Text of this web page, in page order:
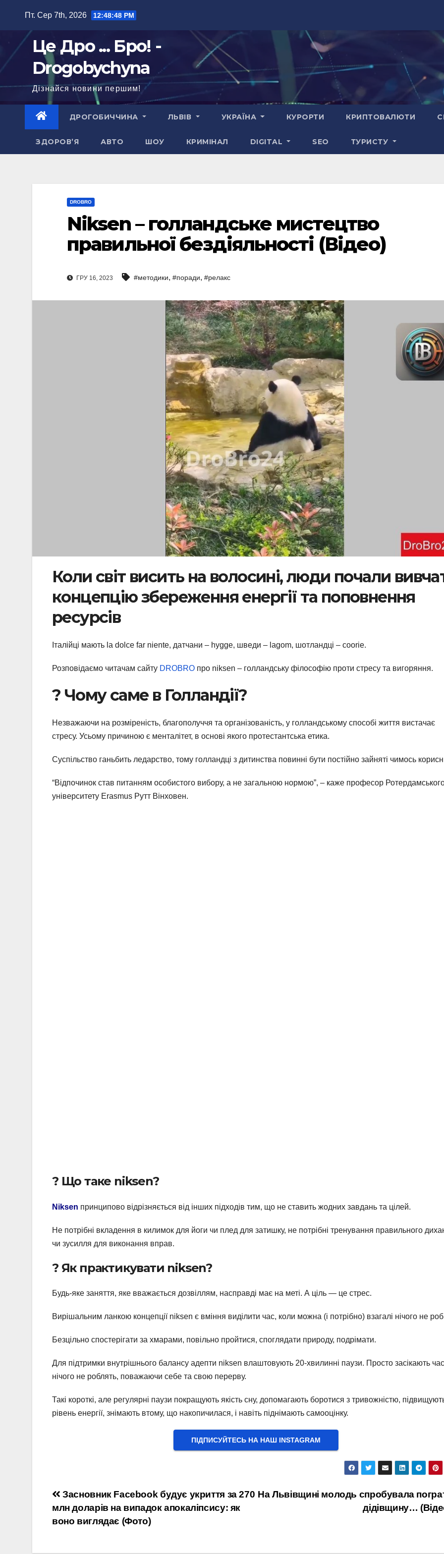
Пт. Сер 7th, 2026 12:48:49 PM
Це Дро ... Бро! -
Drogobychyna
Дізнайся новини першим!
ДРОГОБИЧЧИНА ЛЬВІВ УКРАЇНА КУРОРТИ КРИПТОВАЛЮТИ
ЗДОРОВ’Я АВТО ШОУ КРИМІНАЛ DIGITAL SEO ТУРИСТУ
DROBRO
Niksen – голландське мистецтво
правильної бездіяльності (Відео)
ГРУ 16, 2023 #методики, #поради, #релакс
Коли світ висить на волосині, люди почали
концепцію збереження енергії та поповнення
ресурсів
Італійці мають la dolce far niente, датчани – hygge, шведи – lagom, шотландці – coorie.
Розповідаємо читачам сайту DROBRO про niksen – голландську філософію проти стресу та вигоряння.
? Чому саме в Голландії?
Незважаючи на розміреність, благополуччя та організованість, у голландському способі життя вистачає
стресу. Усьому причиною є менталітет, в основі якого протестантська етика.
Суспільство ганьбить ледарство, тому голландці з дитинства повинні бути постійно зайняті чимось
“Відпочинок став питанням особистого вибору, а не загальною нормою”, – каже професор
університету Erasmus Рутт Вінховен.
? Що таке niksen?
Niksen принципово відрізняється від інших підходів тим, що не ставить жодних завдань та цілей.
Не потрібні вкладення в килимок для йоги чи плед для затишку, не потрібні тренування правильного
чи зусилля для виконання вправ.
? Як практикувати niksen?
Будь-яке заняття, яке вважається дозвіллям, насправді має на меті. А ціль — це стрес.
Вирішальним ланкою концепції niksen є вміння виділити час, коли можна (і потрібно) взагалі нічого не
Безцільно спостерігати за хмарами, повільно пройтися, споглядати природу, подрімати.
Для підтримки внутрішнього балансу адепти niksen влаштовують 20-хвилинні паузи. Просто засікають час
нічого не роблять, поважаючи себе та свою перерву.
Такі короткі, але регулярні паузи покращують якість сну, допомагають боротися з тривожністю,
рівень енергії, знімають втому, що накопичилася, і навіть піднімають самооцінку.
ПІДПИСУЙТЕСЬ НА НАШ INSTAGRAM
Навігація
записів
На Львівщині молодь спробувала
дідівщину…
Засновник Facebook будує укриття за 270
млн доларів на випадок апокаліпсису: як
воно виглядає (Фото)